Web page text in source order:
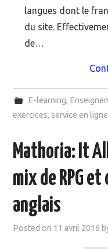
langues dont le
du site.
de…
E-learning,
exercices, service en ligne
Mathoria: It
mix de RPG
anglais
Posted on 11 avril 2016